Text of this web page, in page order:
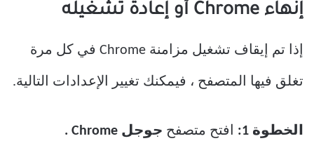
إنهاء Chrome أو إعادة تشغيله
إذا تم إيقاف تشغيل مزامنة Chrome في كل مرة
تغلق فيها المتصفح ، فيمكنك تغيير الإعدادات التالية.
الخطوة 1: افتح متصفح جوجل Chrome .